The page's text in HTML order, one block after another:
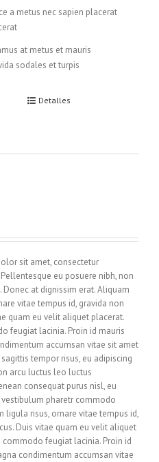
a metus nec sapien placerat
at metus et mauris
sodales et turpis
Detalles
sit amet, consectetur
eu posuere nibh, non
Donec at dignissim erat. Aliquam
vitae tempus id, gravida non
quam eu velit aliquet placerat.
feugiat lacinia. Proin id mauris
accumsan vitae sit amet
tempor risus, eu adipiscing
arcu luctus leo luctus
consequat purus nisl, eu
vestibulum pharetr commodo
ligula risus, ornare vitae tempus id,
Duis vitae quam eu velit aliquet
feugiat lacinia. Proin id
condimentum accumsan vitae